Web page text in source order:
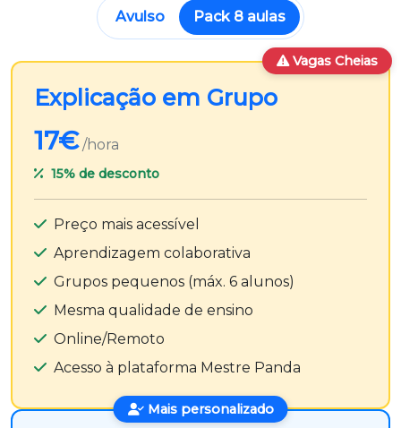
Avulso Pack 8 aulas
Vagas Cheias
Explicação em Grupo
17€ /hora
15% de desconto
Preço mais acessível
Aprendizagem colaborativa
Grupos pequenos (máx. 6 alunos)
Mesma qualidade de ensino
Online/Remoto
Acesso à plataforma Mestre Panda
Mais personalizado